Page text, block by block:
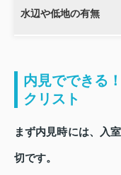
水辺や低地の有無
内見でできる
クリスト
まず内見時には、入
切です。